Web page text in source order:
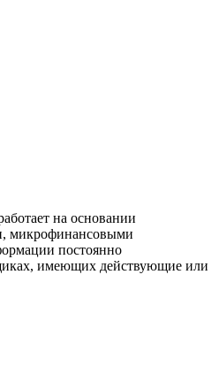
на основании
микрофинансовыми
постоянно
имеющих действующие или